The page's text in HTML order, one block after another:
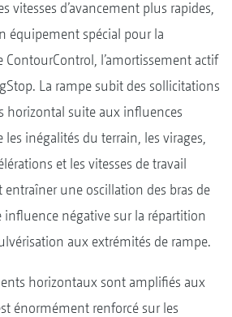
vitesses d’avancement plus rapides,
équipement spécial pour la
l’amortissement actif
La rampe subit des sollicitations
horizontal suite aux influences
les inégalités du terrain, les virages,
et les vitesses de travail
entraîner une oscillation des bras de
influence négative sur la répartition
aux extrémités de rampe.
horizontaux sont amplifiés aux
énormément renforcé sur les